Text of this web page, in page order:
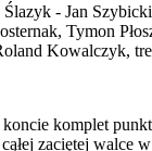
Ślazyk - Jan
Tymon
Kowalczyk,
komplet
zaciętej walce